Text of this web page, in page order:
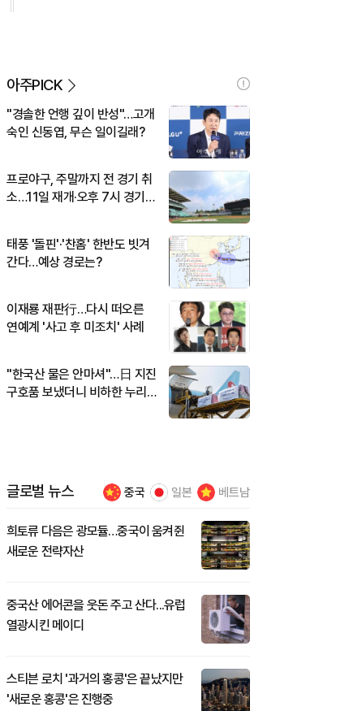
아주PICK
"경솔한 언행 깊이 반성"…고개
숙인 신동엽, 무슨 일이길래?
프로야구, 주말까지 전 경기 취
소…11일 재개·오후 7시 경기
태풍 '돌핀'·'찬홈' 한반도 빗겨
간다…예상 경로는?
이재룡 재판行…다시 떠오른
연예계 '사고 후 미조치' 사례
"한국산 물은 안마셔"…日 지진
구호품 보냈더니 비하한 누리
글로벌 뉴스 중국 일본 베트남
희토류 다음은 광모듈…중국이 움켜쥔
새로운 전략자산
중국산 에어콘을 웃돈 주고 산다...유럽
열광시킨 메이디
스티븐 로치 '과거의 홍콩'은 끝났지만
'새로운 홍콩'은 진행중